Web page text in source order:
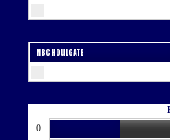
MBC HOULGATE
0